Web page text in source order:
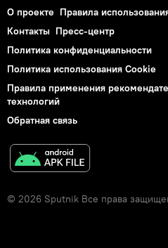
О проекте Правила
Контакты Пресс-центр
Политика конфиденциальности
Политика использования Cookie
Правила применения
технологий
Обратная связь
© 2026 Sputnik Все права